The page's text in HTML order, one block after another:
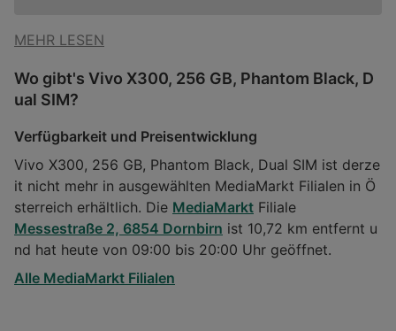
MEHR LESEN
Wo gibt's Vivo X300, 256 GB, Phantom Black, D
ual SIM?
Verfügbarkeit und Preisentwicklung
Vivo X300, 256 GB, Phantom Black, Dual SIM ist derze
it nicht mehr in ausgewählten MediaMarkt Filialen in Ö
sterreich erhältlich. Die MediaMarkt Filiale
Messestraße 2, 6854 Dornbirn ist 10,72 km entfernt u
nd hat heute von 09:00 bis 20:00 Uhr geöffnet.
Alle MediaMarkt Filialen